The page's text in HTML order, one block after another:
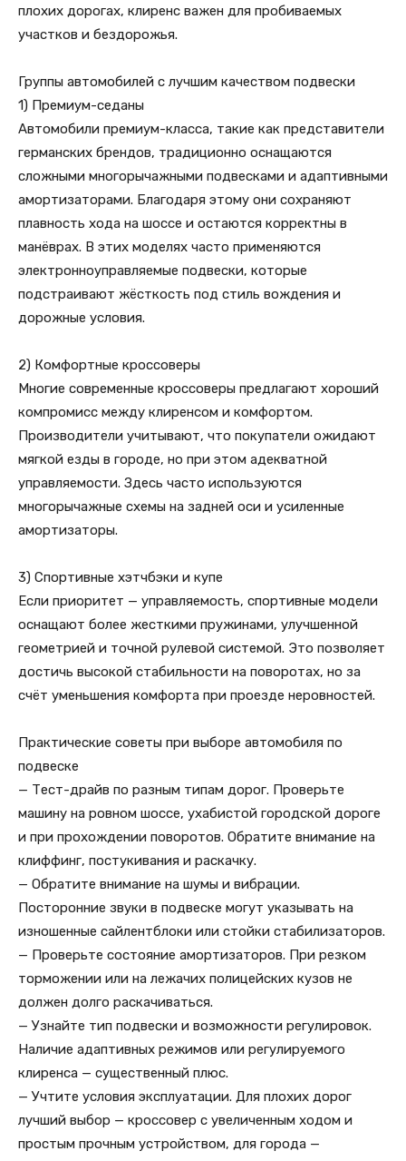
плохих дорогах, клиренс важен для пробиваемых
участков и бездорожья.
Группы автомобилей с лучшим качеством подвески
1) Премиум-седаны
Автомобили премиум-класса, такие как представители
германских брендов, традиционно оснащаются
сложными многорычажными подвесками и адаптивными
амортизаторами. Благодаря этому они сохраняют
плавность хода на шоссе и остаются корректны в
манёврах. В этих моделях часто применяются
электронноуправляемые подвески, которые
подстраивают жёсткость под стиль вождения и
дорожные условия.
2) Комфортные кроссоверы
Многие современные кроссоверы предлагают хороший
компромисс между клиренсом и комфортом.
Производители учитывают, что покупатели ожидают
мягкой езды в городе, но при этом адекватной
управляемости. Здесь часто используются
многорычажные схемы на задней оси и усиленные
амортизаторы.
3) Спортивные хэтчбэки и купе
Если приоритет — управляемость, спортивные модели
оснащают более жесткими пружинами, улучшенной
геометрией и точной рулевой системой. Это позволяет
достичь высокой стабильности на поворотах, но за
счёт уменьшения комфорта при проезде неровностей.
Практические советы при выборе автомобиля по
подвеске
— Тест-драйв по разным типам дорог. Проверьте
машину на ровном шоссе, ухабистой городской дороге
и при прохождении поворотов. Обратите внимание на
клиффинг, постукивания и раскачку.
— Обратите внимание на шумы и вибрации.
Посторонние звуки в подвеске могут указывать на
изношенные сайлентблоки или стойки стабилизаторов.
— Проверьте состояние амортизаторов. При резком
торможении или на лежачих полицейских кузов не
должен долго раскачиваться.
— Узнайте тип подвески и возможности регулировок.
Наличие адаптивных режимов или регулируемого
клиренса — существенный плюс.
— Учтите условия эксплуатации. Для плохих дорог
лучший выбор — кроссовер с увеличенным ходом и
простым прочным устройством, для города —